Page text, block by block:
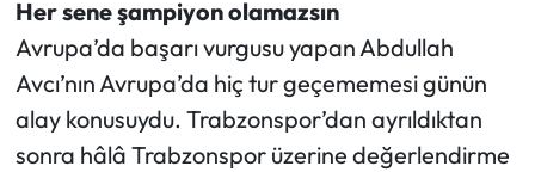
Her sene şampiyon olamazsın
Avrupa’da başarı vurgusu yapan Abdullah
Avcı’nın Avrupa’da hiç tur geçememesi günün
alay konusuydu. Trabzonspor’dan ayrıldıktan
sonra hâlâ Trabzonspor üzerine değerlendirme
Sağlık
Turizm
Teknoloji